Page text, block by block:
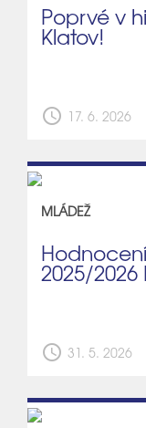
Poprvé v
Klatov!
schedule 17. 6. 2026
MLÁDEŽ
2025/2026
schedule 31. 5. 2026